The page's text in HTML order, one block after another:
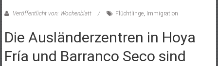
Veröffentlicht von: Wochenblatt Flüchtlinge, Immigration
Die Ausländerzentren in Hoya
Fría und Barranco Seco sind